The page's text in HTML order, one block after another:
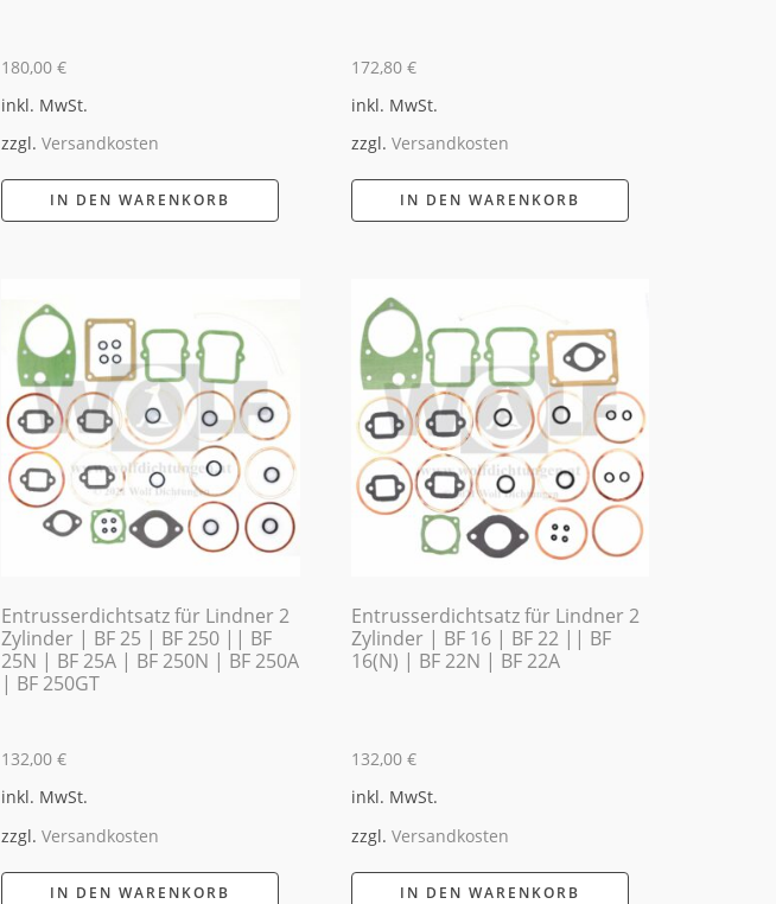
180,00€
inkl. MwSt.
zzgl.Versandkosten
IN DEN WARENKORB
172,80€
inkl. MwSt.
zzgl.Versandkosten
IN DEN WARENKORB
Entrusserdichtsatz für Lindner 2
Zylinder | BF 25 | BF 250 || BF
25N | BF 25A | BF 250N | BF 250A
| BF 250GT
132,00€
inkl. MwSt.
zzgl.Versandkosten
IN DEN WARENKORB
Entrusserdichtsatz für Lindner 2
Zylinder | BF 16 | BF 22 || BF
16(N) | BF 22N | BF 22A
132,00€
inkl. MwSt.
zzgl.Versandkosten
IN DEN WARENKORB